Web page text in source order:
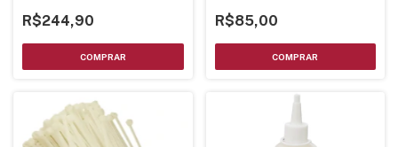
R$244,90 R$85,00